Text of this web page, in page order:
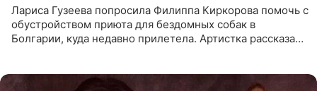
Лариса Гузеева попросила Филиппа Киркорова помочь с
обустройством приюта для бездомных собак в
Болгарии, куда недавно прилетела. Артистка рассказала